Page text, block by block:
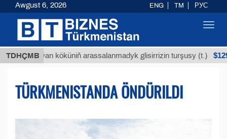
TDHÇMB
köküniň arassalanmadyk glisirrizin turşusy (t.) $12935,18
TÜRKMENISTANDA ÖNDÜRILDI
Awgust 6, 2026 ENG TM РУС